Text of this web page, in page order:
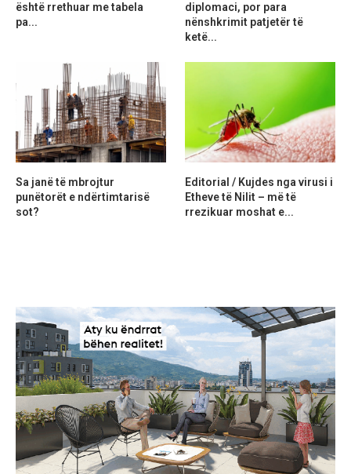
është rrethuar me tabela
pa...
diplomaci, por para
nënshkrimit patjetër të
ketë...
Sa janë të mbrojtur
punëtorët e ndërtimtarisë
sot?
Editorial / Kujdes nga virusi i
Etheve të Nilit – më të
rrezikuar moshat e...